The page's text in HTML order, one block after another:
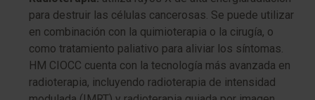
para destruir las células cancerosas. Se puede utilizar
en combinación con la quimioterapia o la cirugía, o
como tratamiento paliativo para aliviar los síntomas.
HM CIOCC cuenta con la tecnología más avanzada en
radioterapia, incluyendo radioterapia de intensidad